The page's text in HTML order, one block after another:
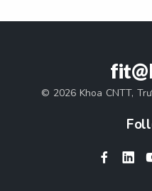
© 2026 Khoa CNTT,